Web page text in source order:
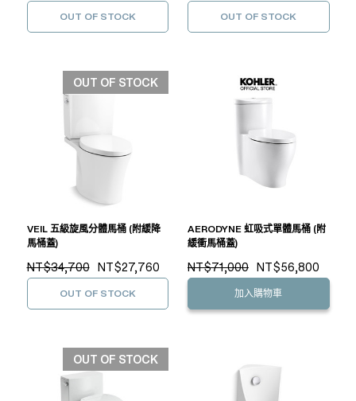
OUT OF STOCK OUT OF STOCK
OUT OF STOCK
VEIL 五級旋風分體馬桶 (附緩降
馬桶蓋)
NT$34,700 NT$27,760
OUT OF STOCK
AERODYNE 虹吸式單體馬桶 (附
緩衝馬桶蓋)
NT$71,000 NT$56,800
加入購物車
OUT OF STOCK